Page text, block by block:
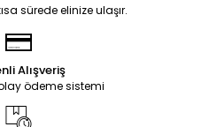
sürede elinize ulaşır.
Alışveriş
ödeme sistemi